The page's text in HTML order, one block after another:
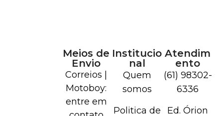
Meios de
Envio
Correios |
Motoboy:
entre em
Institucio
nal
Quem
somos
Politica de
Atendim
ento
(61) 98302-
6336
Ed. Órion